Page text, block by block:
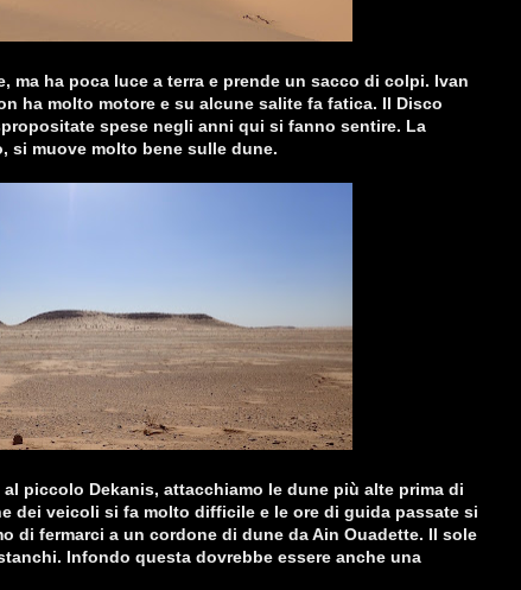
ma ha poca luce a terra e prende un sacco di colpi. Ivan
ha molto motore e su alcune salite fa fatica. Il Disco
spese negli anni qui si fanno sentire. La
si muove molto bene sulle dune.
piccolo Dekanis, attacchiamo le dune più alte prima di
dei veicoli si fa molto difficile e le ore di guida passate si
di fermarci a un cordone di dune da Ain Ouadette. Il sole
Infondo questa dovrebbe essere anche una